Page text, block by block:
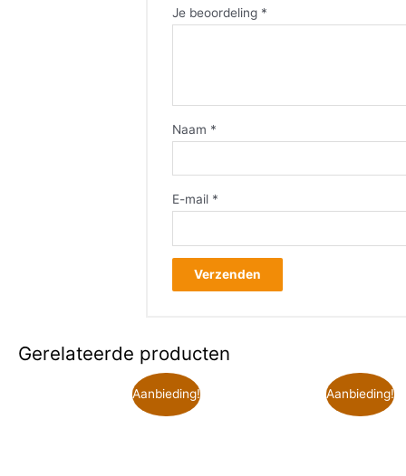
Je beoordeling *
Naam *
E-mail *
Gerelateerde producten
Aanbieding! Aanbieding!